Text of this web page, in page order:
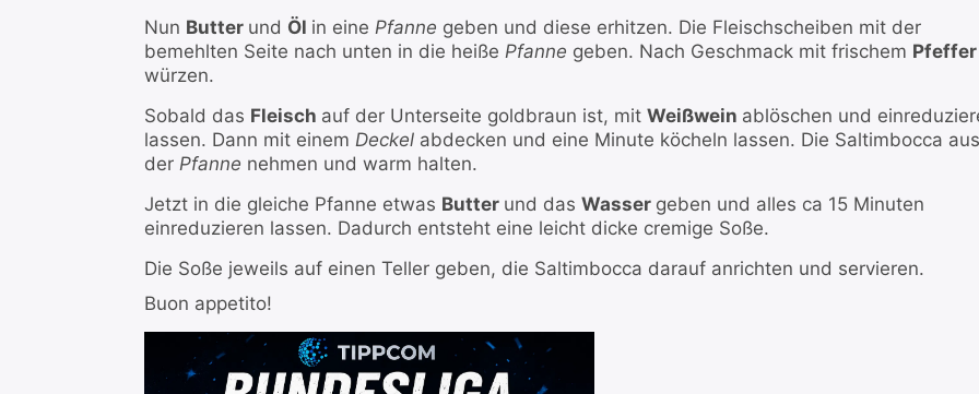
Nun Butter und Öl in eine Pfanne geben und diese erhitzen. Die Fleischscheiben mit der
bemehlten Seite nach unten in die heiße Pfanne geben. Nach Geschmack mit frischem Pfeffer
würzen.
Sobald das Fleisch auf der Unterseite goldbraun ist, mit Weißwein ablöschen und
lassen. Dann mit einem Deckel abdecken und eine Minute köcheln lassen. Die Saltimbocca aus
der Pfanne nehmen und warm halten.
Jetzt in die gleiche Pfanne etwas Butter und das Wasser geben und alles ca 15 Minuten
einreduzieren lassen. Dadurch entsteht eine leicht dicke cremige Soße.
Die Soße jeweils auf einen Teller geben, die Saltimbocca darauf anrichten und servieren.
Buon appetito!